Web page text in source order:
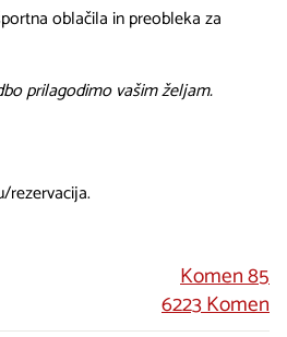
oblačila in preobleka za
prilagodimo vašim željam.
rezervacija.
Komen 85
6223 Komen